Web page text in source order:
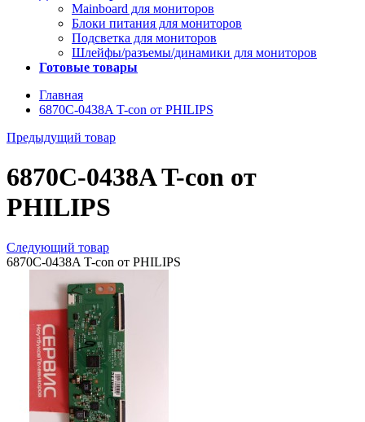
Mainboard для мониторов
Блоки питания для мониторов
Подсветка для мониторов
Шлейфы/разъемы/динамики для мониторов
Готовые товары
Главная
6870C-0438A T-con от PHILIPS
Предыдущий товар
6870C-0438A T-con от
PHILIPS
Следующий товар
6870C-0438A T-con от PHILIPS